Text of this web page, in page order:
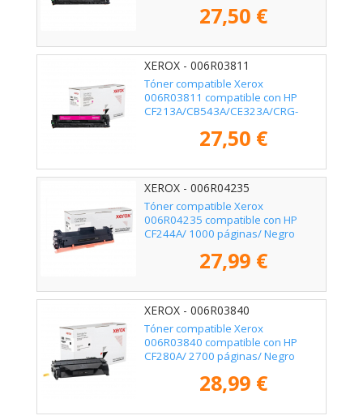
27,50 €
XEROX - 006R03811
Tóner compatible Xerox
006R03811 compatible con HP
CF213A/CB543A/CE323A/CRG-
27,50 €
XEROX - 006R04235
Tóner compatible Xerox
006R04235 compatible con HP
CF244A/ 1000 páginas/ Negro
27,99 €
XEROX - 006R03840
Tóner compatible Xerox
006R03840 compatible con HP
CF280A/ 2700 páginas/ Negro
28,99 €